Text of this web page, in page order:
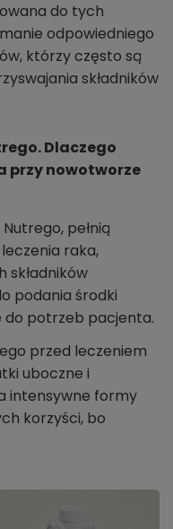
do tych
odpowiedniego
którzy często są
składników
Dlaczego
przy nowotworze
pełnią
raka,
składników
podania środki
do potrzeb pacjenta.
przed leczeniem
uboczne i
intensywne formy
korzyści, bo